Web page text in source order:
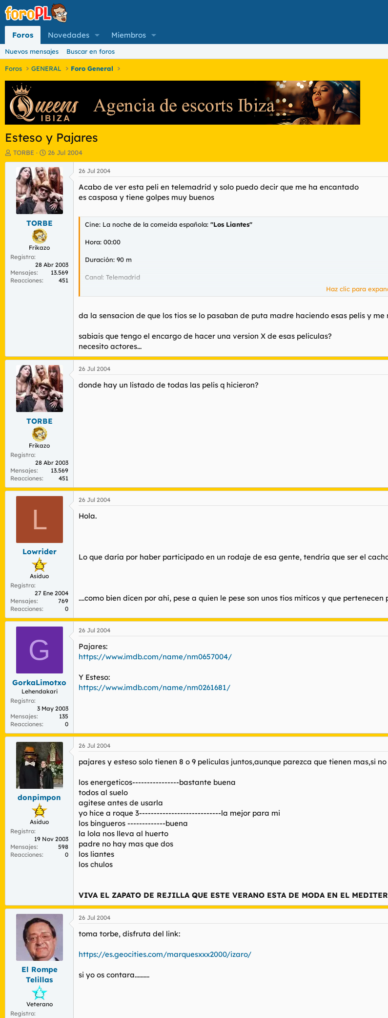
Foros Novedades Miembros
Nuevos mensajes Buscar en foros
Foros GENERAL Foro General
Esteso y Pajares
I
n
a
d
o
t
m
a
TORBE
F
e
c
h
a
d
e
i
n
i
26 Jul 2004
TORBE
Frikazo
Registro
28 Abr 2003
Mensajes
13.569
Reacciones
451
26 Jul 2004
Acabo de ver esta peli en telemadrid y solo puedo decir que me ha encantado
es casposa y tiene golpes muy buenos
Cine: La noche de la comeida española: "Los Liantes"
Hora: 00:00
Duración: 90 m
Canal: Telemadrid
Tipo: CINE
Comentario:
Comedia, 1981 (España). Dir.: Mariano Ozores, hijo. Int.: antonio Ozores, Andrés Pajares,
Haz clic para
da la sensacion de que los tios se lo pasaban de puta madre haciendo esas pelis y
sabiais que tengo el encargo de hacer una version X de esas peliculas?
necesito actores...
TORBE
Frikazo
Registro
28 Abr 2003
Mensajes
13.569
Reacciones
451
26 Jul 2004
donde hay un listado de todas las pelis q hicieron?
L
Lowrider
Asiduo
Registro
27 Ene 2004
Mensajes
769
Reacciones
0
26 Jul 2004
Hola.
Lo que daría por haber participado en un rodaje de esa gente, tendría que ser el
....como bien dicen por ahí, pese a quien le pese son unos tíos míticos y que
G
GorkaLimotxo
Lehendakari
Registro
3 May 2003
Mensajes
135
Reacciones
0
26 Jul 2004
Pajares:
https://www.imdb.com/name/nm0657004/
Y Esteso:
https://www.imdb.com/name/nm0261681/
donpimpon
Asiduo
Registro
19 Nov 2003
Mensajes
598
Reacciones
0
26 Jul 2004
pajares y esteso solo tienen 8 o 9 peliculas juntos,aunque parezca que tienen mas,si
los energeticos----------------bastante buena
todos al suelo
agitese antes de usarla
yo hice a roque 3----------------------------la mejor para mi
los bingueros -------------buena
la lola nos lleva al huerto
padre no hay mas que dos
los liantes
los chulos
VIVA EL ZAPATO DE REJILLA QUE ESTE VERANO ESTA DE MODA EN EL
El Rompe
Telillas
Veterano
Registro
26 Jul 2004
toma torbe, disfruta del link:
https://es.geocities.com/marquesxxx2000/izaro/
si yo os contara..........